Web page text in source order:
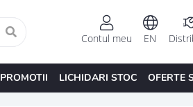
EN
Contul meu
PROMOTII LICHIDARI STOC OFERTE